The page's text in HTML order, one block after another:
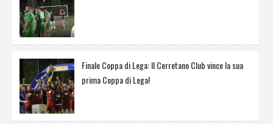
Finale Coppa di Lega: Il Cerretano Club vince la sua
prima Coppa di Lega!